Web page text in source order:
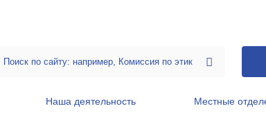
Наша деятельность Местные